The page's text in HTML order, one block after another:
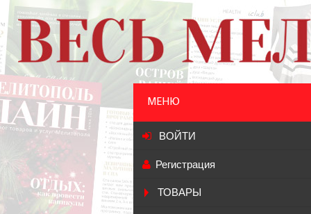
МЕНЮ
ВОЙТИ
Регистрация
ТОВАРЫ